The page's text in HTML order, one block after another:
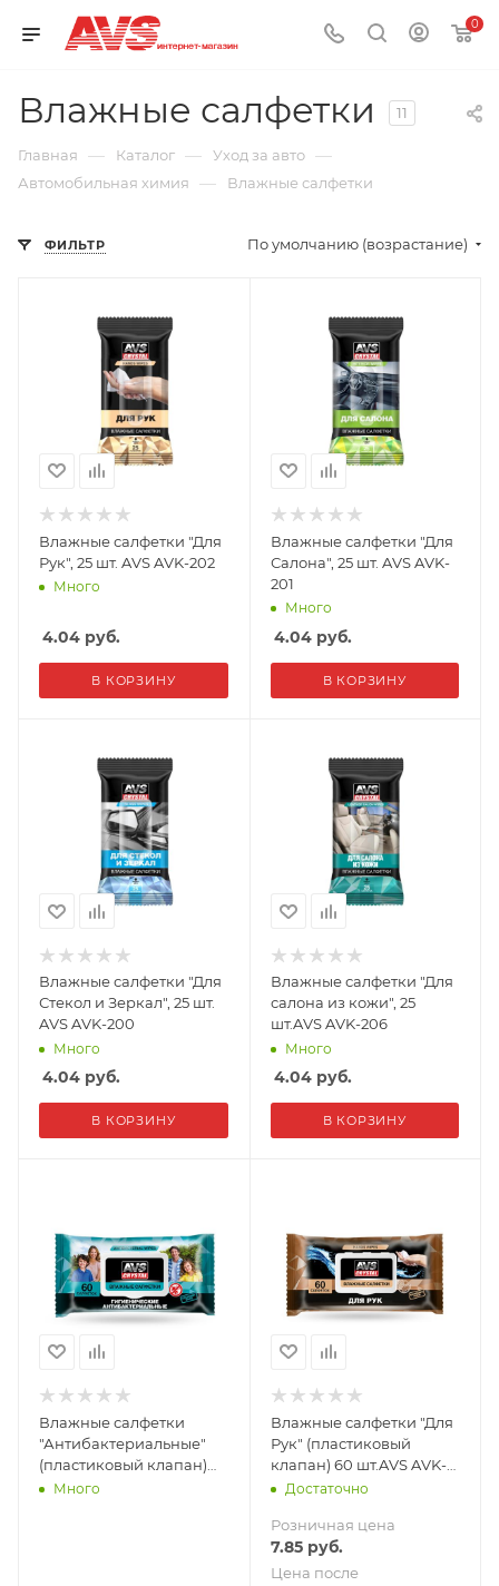
0
Влажные салфетки 11
Главная — Каталог — Уход за авто —
Автомобильная химия — Влажные салфетки
ФИЛЬТР По умолчанию (возрастание)
Влажные салфетки "Для
Рук", 25 шт. AVS AVK-202
Много
4.04 руб.
В КОРЗИНУ
Влажные салфетки "Для
Салона", 25 шт. AVS AVK-
201
Много
4.04руб.
В КОРЗИНУ
Влажные салфетки "Для
Стекол и Зеркал", 25 шт.
AVS AVK-200
Много
4.04 руб.
В КОРЗИНУ
Влажные салфетки "Для
салона из кожи", 25
шт.AVS AVK-206
Много
4.04руб.
В КОРЗИНУ
Влажные салфетки
"Антибактериальные"
(пластиковый клапан)
60 шт.AVS AVK-213
Много
Влажные салфетки "Для
Рук" (пластиковый
клапан) 60 шт.AVS AVK-
211Достаточно
Розничная цена
7.85руб.
Цена после